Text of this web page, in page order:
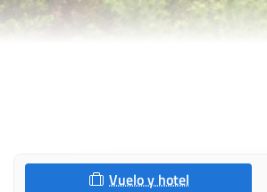
Vuelo y hotel